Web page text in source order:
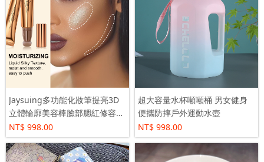
Jaysuing多功能化妝筆提亮3D
立體輪廓美容棒臉部腮紅修容高
光彩妝棒
NT$ 998.00
超大容量水杯噸噸桶 男女健身
便攜防摔戶外運動水壺
NT$ 998.00